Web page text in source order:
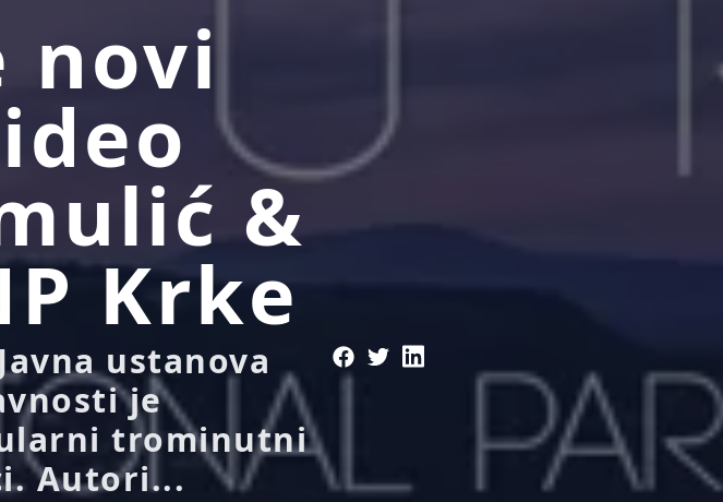
novi
&
Krke
ustanova
je
trominutni
Autori...